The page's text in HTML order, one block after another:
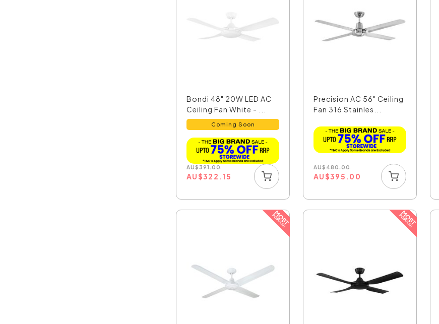
Bondi 48" 20W LED AC
Ceiling Fan White - ...
Coming Soon
AU$391.00
AU$322.15
Precision AC 56" Ceiling
Fan 316 Stainles...
AU$480.00
AU$395.00